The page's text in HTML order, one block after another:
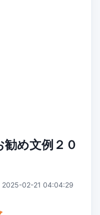
め文例２０
2025-02-21 04:04:29